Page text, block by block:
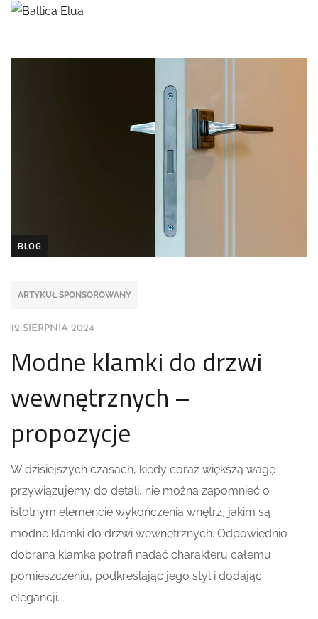
BLOG
ARTYKUŁ SPONSOROWANY
12 SIERPNIA 2024
Modne klamki do drzwi
wewnętrznych –
propozycje
W dzisiejszych czasach, kiedy coraz większą wagę
przywiązujemy do detali, nie można zapomnieć o
istotnym elemencie wykończenia wnętrz, jakim są
modne klamki do drzwi wewnętrznych. Odpowiednio
dobrana klamka potrafi nadać charakteru całemu
pomieszczeniu, podkreślając jego styl i dodając
elegancji.